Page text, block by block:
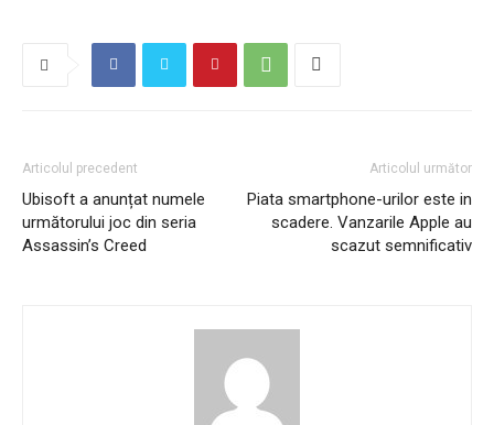
Articolul precedent
Ubisoft a anunțat numele
următorului joc din seria
Assassin’s Creed
Articolul următor
Piata smartphone-urilor este in
scadere. Vanzarile Apple au
scazut semnificativ